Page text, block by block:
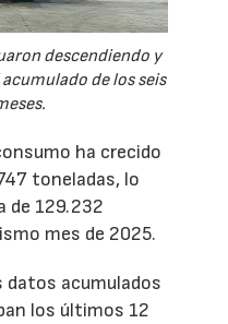
descendiendo y
de los seis
ha crecido
toneladas, lo
de 129.232
mes de 2025.
datos acumulados
los últimos 12